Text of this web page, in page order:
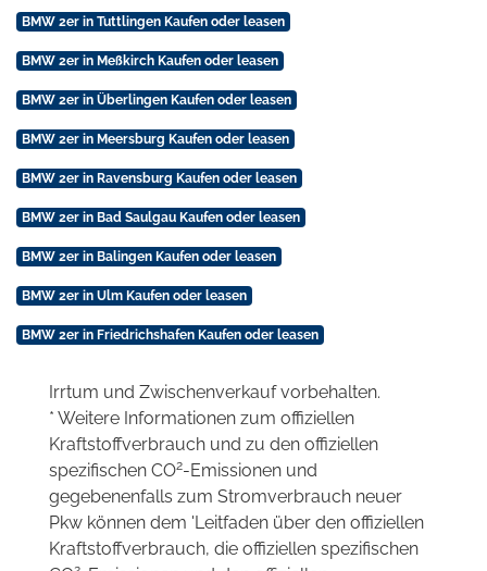
BMW 2er in Tuttlingen Kaufen oder leasen
BMW 2er in Meßkirch Kaufen oder leasen
BMW 2er in Überlingen Kaufen oder leasen
BMW 2er in Meersburg Kaufen oder leasen
BMW 2er in Ravensburg Kaufen oder leasen
BMW 2er in Bad Saulgau Kaufen oder leasen
BMW 2er in Balingen Kaufen oder leasen
BMW 2er in Ulm Kaufen oder leasen
BMW 2er in Friedrichshafen Kaufen oder leasen
Irrtum und Zwischenverkauf vorbehalten.
* Weitere Informationen zum offiziellen
Kraftstoffverbrauch und zu den offiziellen
spezifischen CO2-Emissionen und
gegebenenfalls zum Stromverbrauch neuer
Pkw können dem 'Leitfaden über den offiziellen
Kraftstoffverbrauch, die offiziellen spezifischen